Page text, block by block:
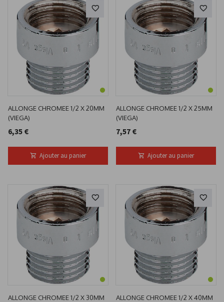
ALLONGE CHROMEE 1/2 X 20MM
(VIEGA)
6,35 €
Ajouter au panier
ALLONGE CHROMEE 1/2 X 25MM
(VIEGA)
7,57 €
Ajouter au panier
ALLONGE CHROMEE 1/2 X 30MM
ALLONGE CHROMEE 1/2 X 40MM